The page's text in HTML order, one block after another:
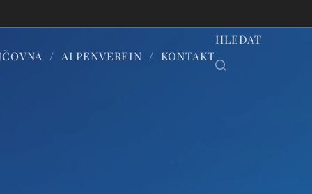
ALPENVEREIN KONTAKT
HLEDAT